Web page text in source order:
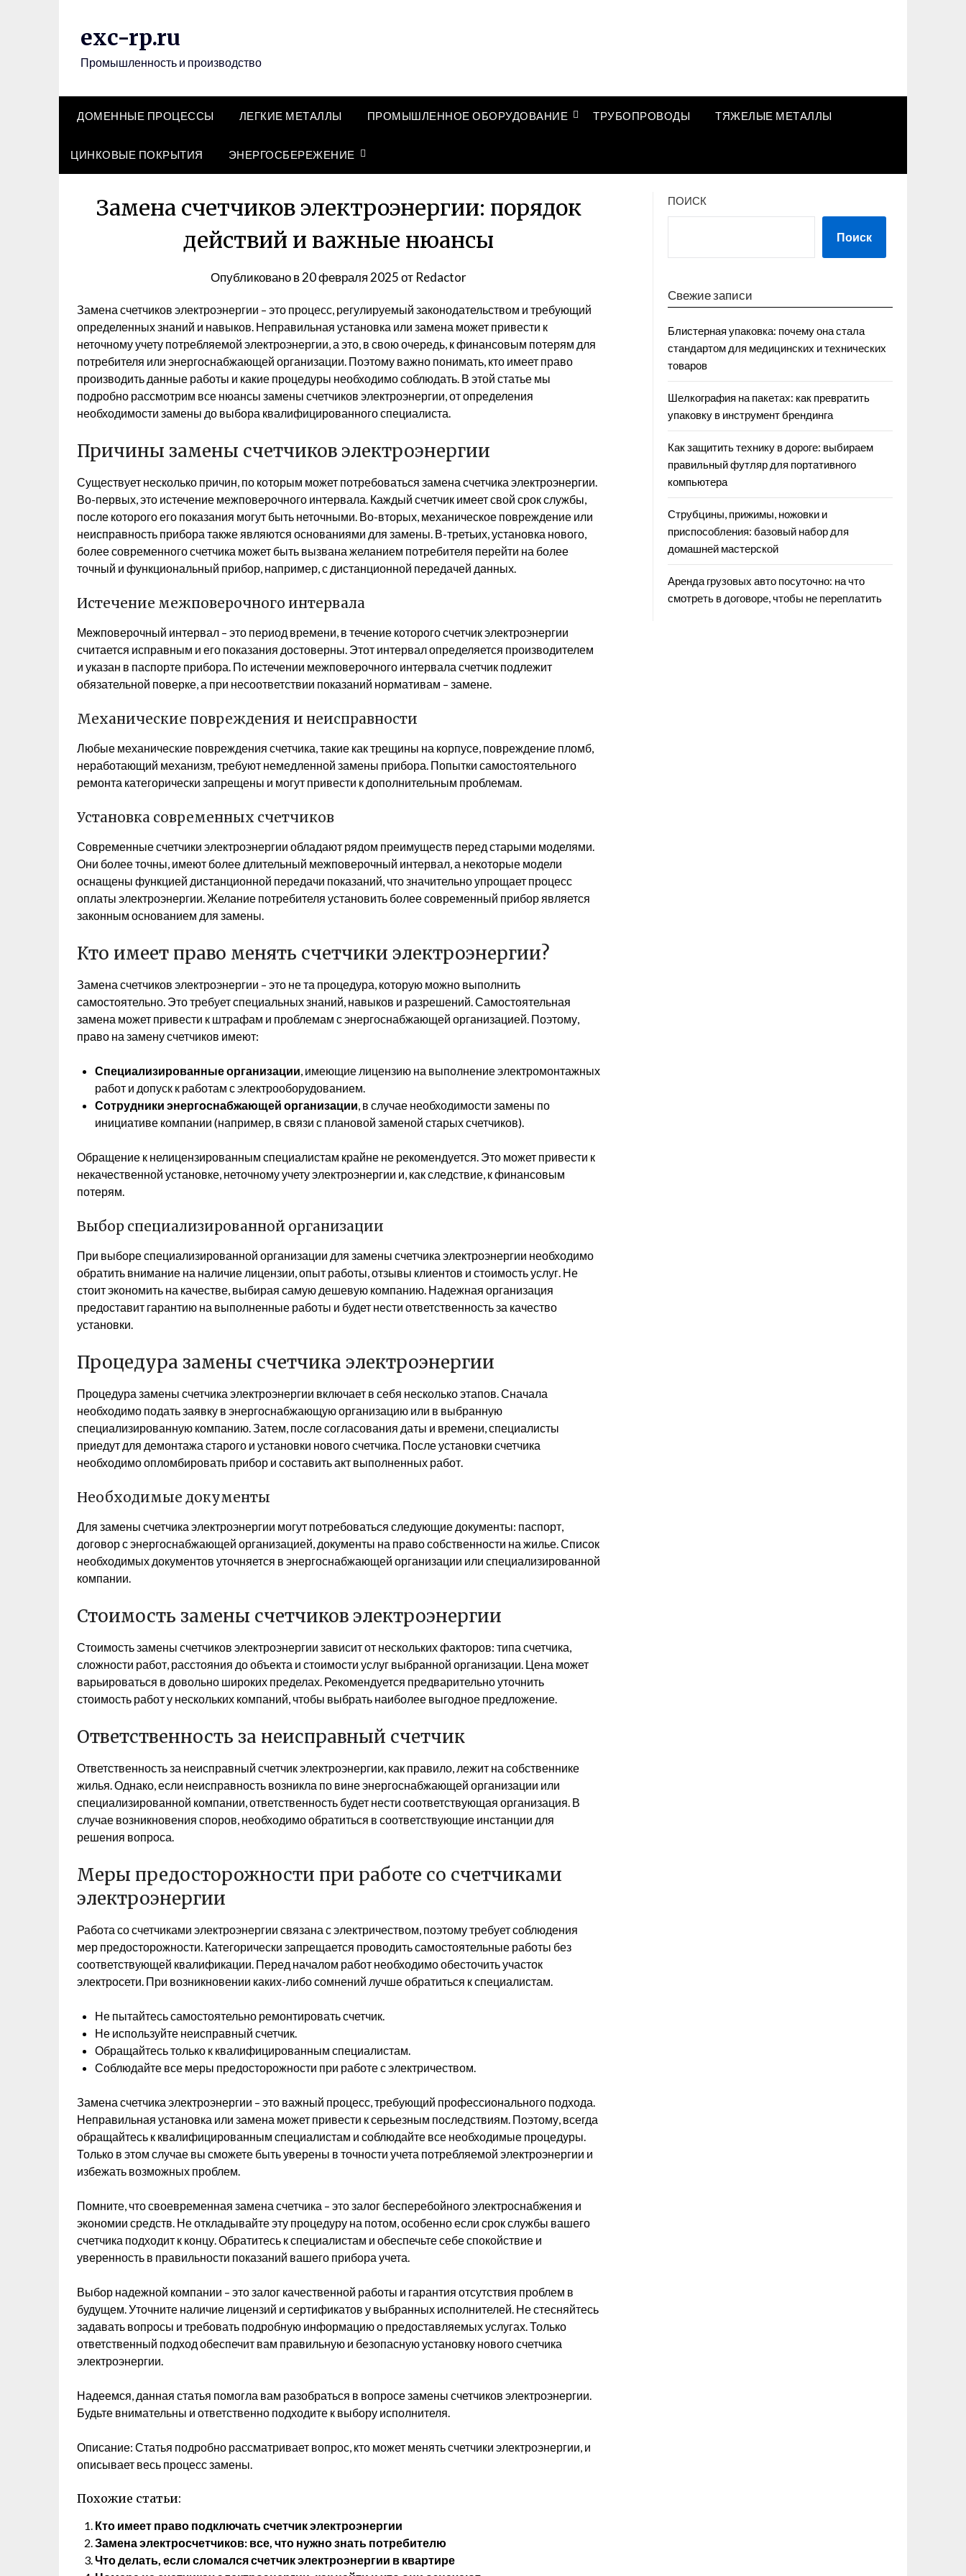
exc-rp.ru
Промышленность и производство
ДОМЕННЫЕ ПРОЦЕССЫ ЛЕГКИЕ МЕТАЛЛЫ ПРОМЫШЛЕННОЕ ОБОРУДОВАНИЕ ТРУБОПРОВОДЫ ТЯЖЕЛЫЕ МЕТАЛЛЫ
ЦИНКОВЫЕ ПОКРЫТИЯ ЭНЕРГОСБЕРЕЖЕНИЕ
Замена счетчиков электроэнергии: порядок
действий и важные нюансы
Опубликовано в20 февраля 2025от Redactor
Замена счетчиков электроэнергии – это процесс, регулируемый законодательством и требующий
определенных знаний и навыков. Неправильная установка или замена может привести к
неточному учету потребляемой электроэнергии, а это, в свою очередь, к финансовым потерям для
потребителя или энергоснабжающей организации. Поэтому важно понимать, кто имеет право
производить данные работы и какие процедуры необходимо соблюдать. В этой статье мы
подробно рассмотрим все нюансы замены счетчиков электроэнергии, от определения
необходимости замены до выбора квалифицированного специалиста.
Причины замены счетчиков электроэнергии
Существует несколько причин, по которым может потребоваться замена счетчика электроэнергии.
Во-первых, это истечение межповерочного интервала. Каждый счетчик имеет свой срок службы,
после которого его показания могут быть неточными. Во-вторых, механическое повреждение или
неисправность прибора также являются основаниями для замены. В-третьих, установка нового,
более современного счетчика может быть вызвана желанием потребителя перейти на более
точный и функциональный прибор, например, с дистанционной передачей данных.
Истечение межповерочного интервала
Межповерочный интервал – это период времени, в течение которого счетчик электроэнергии
считается исправным и его показания достоверны. Этот интервал определяется производителем
и указан в паспорте прибора. По истечении межповерочного интервала счетчик подлежит
обязательной поверке, а при несоответствии показаний нормативам – замене.
Механические повреждения и неисправности
Любые механические повреждения счетчика, такие как трещины на корпусе, повреждение пломб,
неработающий механизм, требуют немедленной замены прибора. Попытки самостоятельного
ремонта категорически запрещены и могут привести к дополнительным проблемам.
Установка современных счетчиков
Современные счетчики электроэнергии обладают рядом преимуществ перед старыми моделями.
Они более точны, имеют более длительный межповерочный интервал, а некоторые модели
оснащены функцией дистанционной передачи показаний, что значительно упрощает процесс
оплаты электроэнергии. Желание потребителя установить более современный прибор является
законным основанием для замены.
Кто имеет право менять счетчики электроэнергии?
Замена счетчиков электроэнергии – это не та процедура, которую можно выполнить
самостоятельно. Это требует специальных знаний, навыков и разрешений. Самостоятельная
замена может привести к штрафам и проблемам с энергоснабжающей организацией. Поэтому,
право на замену счетчиков имеют:
Специализированные организации, имеющие лицензию на выполнение электромонтажных
работ и допуск к работам с электрооборудованием.
Сотрудники энергоснабжающей организации, в случае необходимости замены по
инициативе компании (например, в связи с плановой заменой старых счетчиков).
Обращение к нелицензированным специалистам крайне не рекомендуется. Это может привести к
некачественной установке, неточному учету электроэнергии и, как следствие, к финансовым
потерям.
Выбор специализированной организации
При выборе специализированной организации для замены счетчика электроэнергии необходимо
обратить внимание на наличие лицензии, опыт работы, отзывы клиентов и стоимость услуг. Не
стоит экономить на качестве, выбирая самую дешевую компанию. Надежная организация
предоставит гарантию на выполненные работы и будет нести ответственность за качество
установки.
Процедура замены счетчика электроэнергии
Процедура замены счетчика электроэнергии включает в себя несколько этапов. Сначала
необходимо подать заявку в энергоснабжающую организацию или в выбранную
специализированную компанию. Затем, после согласования даты и времени, специалисты
приедут для демонтажа старого и установки нового счетчика. После установки счетчика
необходимо опломбировать прибор и составить акт выполненных работ.
Необходимые документы
Для замены счетчика электроэнергии могут потребоваться следующие документы: паспорт,
договор с энергоснабжающей организацией, документы на право собственности на жилье. Список
необходимых документов уточняется в энергоснабжающей организации или специализированной
компании.
Стоимость замены счетчиков электроэнергии
Стоимость замены счетчиков электроэнергии зависит от нескольких факторов: типа счетчика,
сложности работ, расстояния до объекта и стоимости услуг выбранной организации. Цена может
варьироваться в довольно широких пределах. Рекомендуется предварительно уточнить
стоимость работ у нескольких компаний, чтобы выбрать наиболее выгодное предложение.
Ответственность за неисправный счетчик
Ответственность за неисправный счетчик электроэнергии, как правило, лежит на собственнике
жилья. Однако, если неисправность возникла по вине энергоснабжающей организации или
специализированной компании, ответственность будет нести соответствующая организация. В
случае возникновения споров, необходимо обратиться в соответствующие инстанции для
решения вопроса.
Меры предосторожности при работе со счетчиками
электроэнергии
Работа со счетчиками электроэнергии связана с электричеством, поэтому требует соблюдения
мер предосторожности. Категорически запрещается проводить самостоятельные работы без
соответствующей квалификации. Перед началом работ необходимо обесточить участок
электросети. При возникновении каких-либо сомнений лучше обратиться к специалистам.
Не пытайтесь самостоятельно ремонтировать счетчик.
Не используйте неисправный счетчик.
Обращайтесь только к квалифицированным специалистам.
Соблюдайте все меры предосторожности при работе с электричеством.
Замена счетчика электроэнергии – это важный процесс, требующий профессионального подхода.
Неправильная установка или замена может привести к серьезным последствиям. Поэтому, всегда
обращайтесь к квалифицированным специалистам и соблюдайте все необходимые процедуры.
Только в этом случае вы сможете быть уверены в точности учета потребляемой электроэнергии и
избежать возможных проблем.
Помните, что своевременная замена счетчика – это залог бесперебойного электроснабжения и
экономии средств. Не откладывайте эту процедуру на потом, особенно если срок службы вашего
счетчика подходит к концу. Обратитесь к специалистам и обеспечьте себе спокойствие и
уверенность в правильности показаний вашего прибора учета.
Выбор надежной компании – это залог качественной работы и гарантия отсутствия проблем в
будущем. Уточните наличие лицензий и сертификатов у выбранных исполнителей. Не стесняйтесь
задавать вопросы и требовать подробную информацию о предоставляемых услугах. Только
ответственный подход обеспечит вам правильную и безопасную установку нового счетчика
электроэнергии.
Надеемся, данная статья помогла вам разобраться в вопросе замены счетчиков электроэнергии.
Будьте внимательны и ответственно подходите к выбору исполнителя.
Описание: Статья подробно рассматривает вопрос, кто может менять счетчики электроэнергии, и
описывает весь процесс замены.
Похожие статьи:
Кто имеет право подключать счетчик электроэнергии
Замена электросчетчиков: все, что нужно знать потребителю
Что делать, если сломался счетчик электроэнергии в квартире
ПОИСК
Поиск
Свежие записи
Блистерная упаковка: почему она стала
стандартом для медицинских и технических
товаров
Шелкография на пакетах: как превратить
упаковку в инструмент брендинга
Как защитить технику в дороге: выбираем
правильный футляр для портативного
компьютера
Струбцины, прижимы, ножовки и
приспособления: базовый набор для
домашней мастерской
Аренда грузовых авто посуточно: на что
смотреть в договоре, чтобы не переплатить